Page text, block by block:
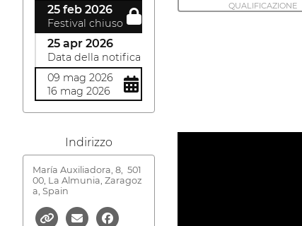
25 feb 2026
Festival chiuso
25 apr 2026
Data della notifica
09 mag 2026
16 mag 2026
Indirizzo
María Auxiliadora, 8, 501
00, La Almunia, Zaragoz
a, Spain
QUALIFICAZIONE